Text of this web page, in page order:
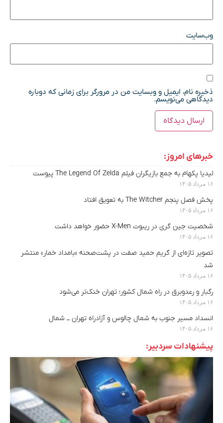
وب‌سایت
ذخیره نام، ایمیل و وبسایت من در مرورگر برای زمانی که دوباره
دیدگاهی می‌نویسم.
خبرهای امروز:
لیدیا پکهام به جمع بازیگران فیلم The Legend Of Zelda پیوست
۱۶ مرداد ۱۴۰۵
پخش فصل پنجم The Witcher به تعویق افتاد
۱۶ مرداد ۱۴۰۵
شخصیت جین گری در ریبوت X-Men حضور خواهد داشت
۱۶ مرداد ۱۴۰۵
تصویر تازه‌ای از گریم حمید صفت در پشت‌صحنه «بامداد خمار» منتشر
شد
۱۶ مرداد ۱۴۰۵
رگبار و رعدوبرق در راه شمال کشور؛ تهران خنک‌تر می‌شود
۱۶ مرداد ۱۴۰۵
انسداد مسیر جنوب به شمال چالوس و آزادراه تهران ــ شمال
۱۶ مرداد ۱۴۰۵
پیشنهادات سردبیر: